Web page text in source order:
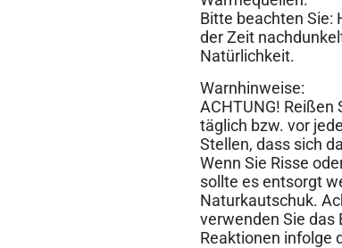
Bitte beachten Sie:
der Zeit
Natürlichkeit.
Warnhinweise:
ACHTUNG! Reißen
täglich bzw. vor
Stellen, dass sich
Wenn Sie Risse
sollte es entsorgt
Naturkautschuk.
verwenden Sie das
Reaktionen infolge